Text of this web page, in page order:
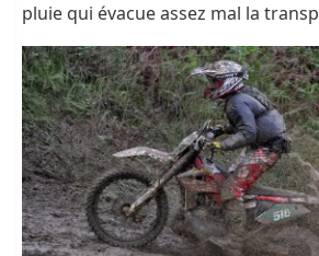
pluie qui évacue assez mal la